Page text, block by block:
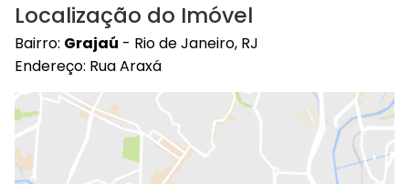
Localização do Imóvel
Bairro: Grajaú - Rio de Janeiro, RJ
Endereço: Rua Araxá